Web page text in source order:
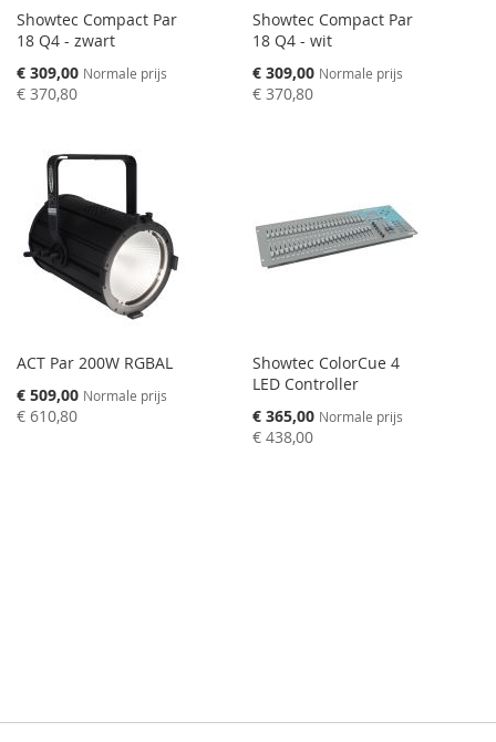
Showtec Compact Par
18 Q4 - zwart
Speciale
prijs
€ 309,00 Normale prijs
€ 370,80
Showtec Compact Par
18 Q4 - wit
Speciale
prijs
€ 309,00 Normale prijs
€ 370,80
ACT Par 200W RGBAL
Speciale
prijs
€ 509,00 Normale prijs
€ 610,80
Showtec ColorCue 4
LED Controller
Speciale
prijs
€ 365,00 Normale prijs
€ 438,00